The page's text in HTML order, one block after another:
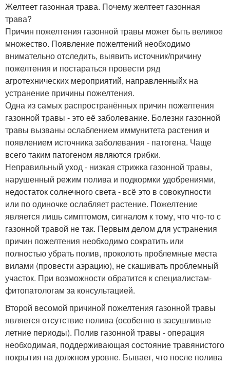
Желтеет газонная трава. Почему желтеет газонная
трава?
Причин пожелтения газонной травы может быть великое
множество. Появление пожелтений необходимо
внимательно отследить, выявить источник/причину
пожелтения и постараться провести ряд
агротехнических мероприятий, направленныйх на
устранение причины пожелтения.
Одна из самых распространённых причин пожелтения
газонной травы - это её заболевание. Болезни газонной
травы вызваны ослаблением иммунитета растения и
появлением источника заболевания - патогена. Чаще
всего таким патогеном являются грибки.
Неправильный уход - низкая стрижка газонной травы,
нарушенный режим полива и подкормки удобрениями,
недостаток солнечного света - всё это в совокупности
или по одиночке ослабляет растение. Пожелтение
является лишь симптомом, сигналом к тому, что что-то с
газонной травой не так. Первым делом для устранения
причин пожелтения необходимо сократить или
полностью убрать полив, проколоть проблемные места
вилами (провести аэрацию), не скашивать проблемный
участок. При возможности обратится к специалистам-
фитопатологам за консультацией.
Второй весомой причиной пожелтения газонной травы
является отсутствие полива (особенно в засушливые
летние периоды). Полив газонной травы - операция
необходимая, поддерживающая состояние травянистого
покрытия на должном уровне. Бывает, что после полива